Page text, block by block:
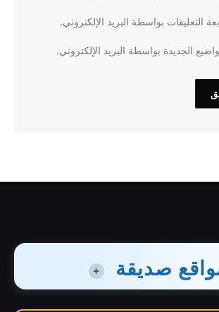
التعليقات بواسطة البريد الإلكتروني.
الجديدة بواسطة البريد الإلكتروني.
صديقة +